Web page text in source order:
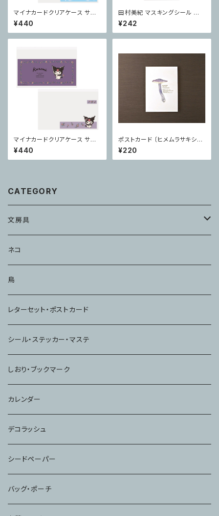
マイナカードクリアケース サン
リオキャラクターズ 顔隠し シナ
モロール
¥440
田村美紀 マスキングシール Wi
ndows
¥242
マイナカードクリアケース サン
リオキャラクターズ 顔見え クロ
ミ
¥440
ポストカード 〔ヒメムラサキシメ
ジ〕
¥220
CATEGORY
文房具
メモ・ふせん
ハンコ・スタンプ
ノート
ネコ
鳥
レターセット・ポストカード
シール・ステッカー・マステ
しおり・ブックマーク
カレンダー
デコラッシュ
シードペーパー
バッグ・ポーチ